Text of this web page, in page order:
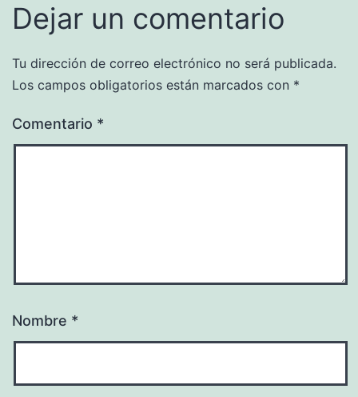
Dejar un comentario
Tu dirección de correo electrónico no será publicada.
Los campos obligatorios están marcados con *
Comentario *
Nombre *